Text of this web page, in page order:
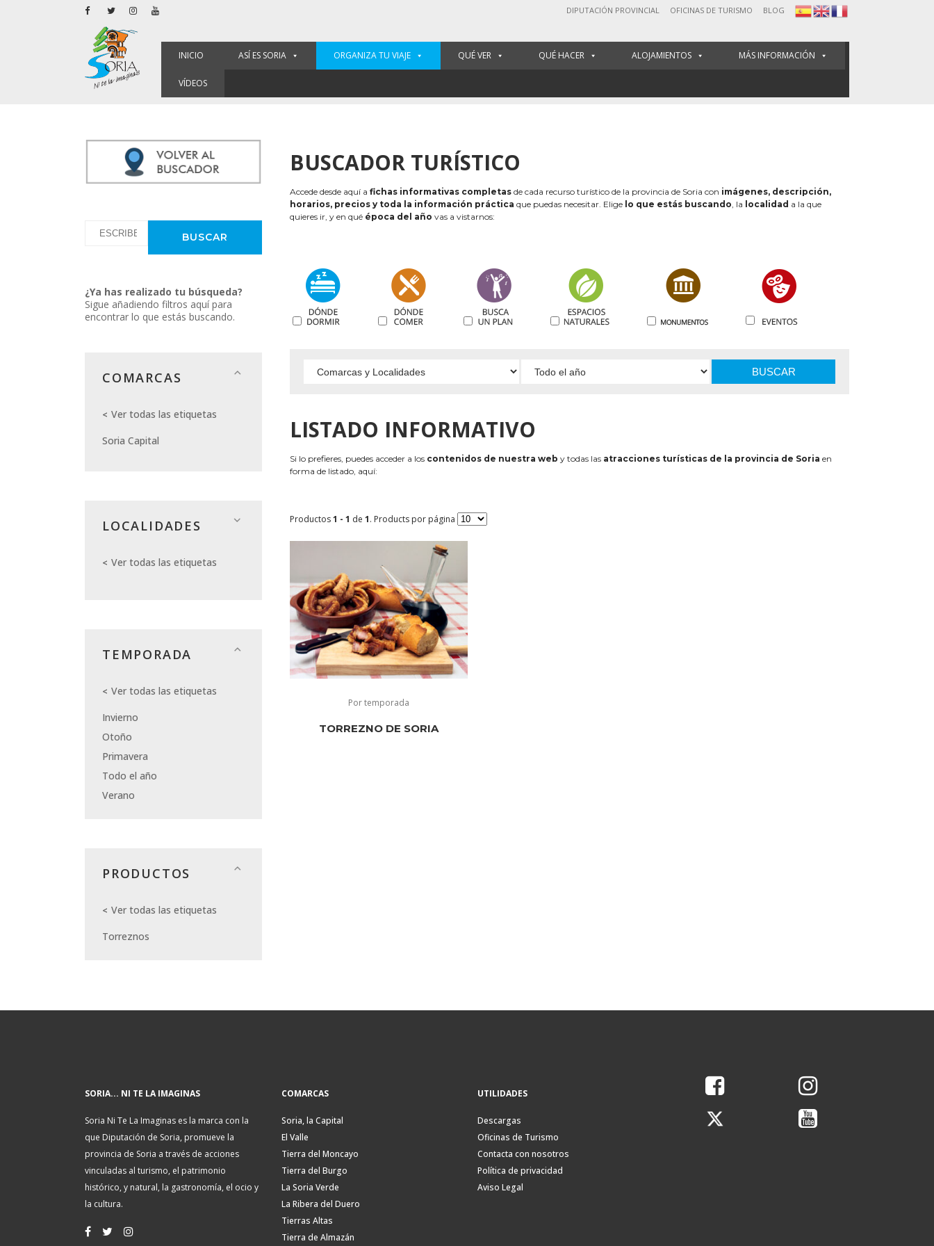
DIPUTACIÓN PROVINCIAL OFICINAS DE TURISMO BLOG
INICIO ASÍ ES SORIA ORGANIZA TU VIAJE QUÉ VER QUÉ HACER ALOJAMIENTOS MÁS INFORMACIÓN
VÍDEOS
¿Ya has realizado tu búsqueda?
Sigue añadiendo filtros aquí para
encontrar lo que estás buscando.
COMARCAS
Ver todas las etiquetas
Soria Capital
LOCALIDADES
Ver todas las etiquetas
TEMPORADA
Ver todas las etiquetas
Invierno
Otoño
Primavera
Todo el año
Verano
PRODUCTOS
Ver todas las etiquetas
Torreznos
BUSCADOR TURÍSTICO
Accede desde aquí a fichas informativas completas de cada recurso turístico de la provincia de Soria con imágenes, descripción,
horarios, precios y toda la información práctica que puedas necesitar. Elige lo que estás buscando, la localidad a la que
quieres ir, y en qué época del año vas a vistarnos:
BUSCAR
LISTADO INFORMATIVO
Si lo prefieres, puedes acceder a los contenidos de nuestra web y todas las atracciones turísticas de la provincia de Soria en
forma de listado, aquí:
Productos1 - 1 de 1. Products por página
Por temporada
TORREZNO DE SORIA
SORIA... NI TE LA IMAGINAS
Soria Ni Te La Imaginas es la marca con la
que Diputación de Soria, promueve la
provincia de Soria a través de acciones
vinculadas al turismo, el patrimonio
histórico, y natural, la gastronomía, el ocio y
la cultura.
COMARCAS
Soria, la Capital
El Valle
Tierra del Moncayo
Tierra del Burgo
La Soria Verde
La Ribera del Duero
Tierras Altas
Tierra de Almazán
UTILIDADES
Descargas
Oficinas de Turismo
Contacta con nosotros
Política de privacidad
Aviso Legal